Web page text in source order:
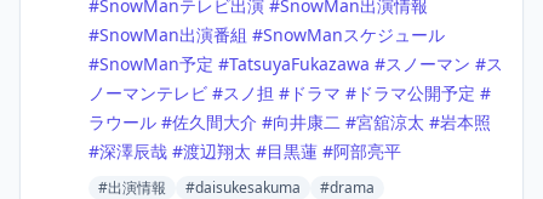
#SnowManテレビ出演 #SnowMan出演情報
#SnowMan出演番組 #SnowManスケジュール
#SnowMan予定 #TatsuyaFukazawa #スノーマン #ス
ノーマンテレビ #スノ担 # ドラマ # ドラマ公開予定 #
ラウール #佐久間大介 #向井康二 #宮舘涼太 #岩本照
#深澤辰哉 #渡辺翔太 #目黒蓮 #阿部亮平
#出演情報 #daisukesakuma
#drama